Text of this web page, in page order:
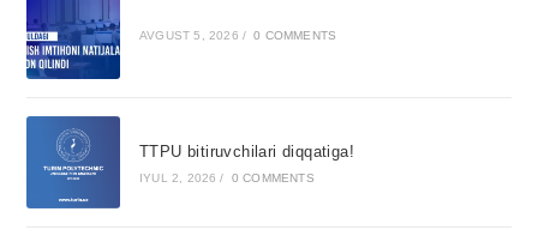
AVGUST 5, 2026 / 0 COMMENTS
TTPU bitiruvchilari diqqatiga!
IYUL 2, 2026 / 0 COMMENTS